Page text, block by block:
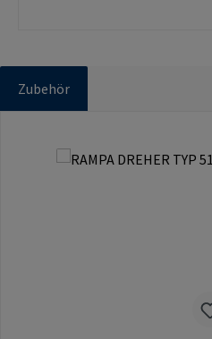
Zubehör